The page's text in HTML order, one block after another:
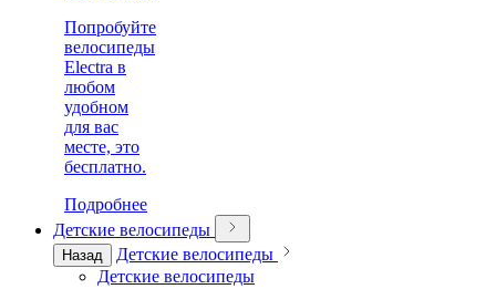
Попробуйте
велосипеды
Electra в
любом
удобном
для вас
месте, это
бесплатно.
Подробнее
Детские велосипеды
Назад
Детские велосипеды
Детские велосипеды